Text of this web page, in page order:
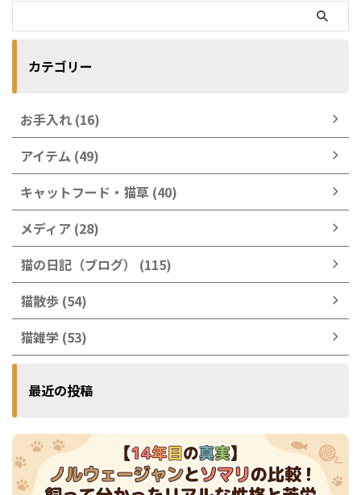
カテゴリー
お手入れ (16)
アイテム (49)
キャットフード・猫草 (40)
メディア (28)
猫の日記（ブログ） (115)
猫散歩 (54)
猫雑学 (53)
最近の投稿